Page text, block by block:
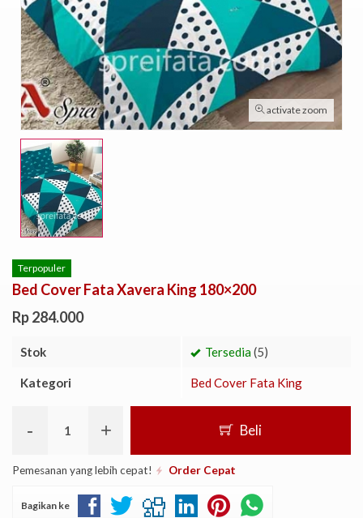
activate zoom
Terpopuler
Bed Cover Fata Xavera King 180×200
Rp 284.000
Stok Tersedia(5)
Kategori Bed Cover Fata King
- + Beli
Pemesanan yang lebih cepat! Order Cepat
Bagikan ke